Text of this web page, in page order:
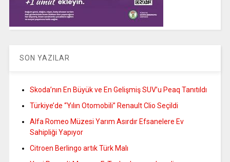
SON YAZILAR
Skoda’nın En Büyük ve En Gelişmiş SUV’u Peaq Tanıtıldı
Türkiye’de “Yılın Otomobili” Renault Clio Seçildi
Alfa Romeo Müzesi Yarım Asırdır Efsanelere Ev
Sahipliği Yapıyor
Citroen Berlingo artık Türk Malı